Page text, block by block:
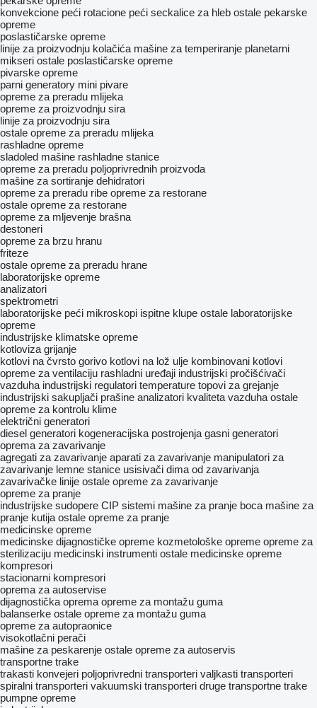
konvekcione peći rotacione peći seckalice za hleb ostale pekarske
opreme
poslastičarske opreme
linije za proizvodnju kolačića mašine za temperiranje planetarni
mikseri ostale poslastičarske opreme
pivarske opreme
parni generatory mini pivare
opreme za preradu mlijeka
opreme za proizvodnju sira
linije za proizvodnju sira
ostale opreme za preradu mlijeka
rashladne opreme
sladoled mašine rashladne stanice
opreme za preradu poljoprivrednih proizvoda
mašine za sortiranje dehidratori
opreme za preradu ribe opreme za restorane
ostale opreme za restorane
opreme za mljevenje brašna
destoneri
opreme za brzu hranu
friteze
ostale opreme za preradu hrane
laboratorijske opreme
analizatori
spektrometri
laboratorijske peći mikroskopi ispitne klupe ostale laboratorijske
opreme
industrijske klimatske opreme
kotloviza grijanje
kotlovi na čvrsto gorivo kotlovi na lož ulje kombinovani kotlovi
opreme za ventilaciju rashladni uređaji industrijski pročišćivači
vazduha industrijski regulatori temperature topovi za grejanje
industrijski sakupljači prašine analizatori kvaliteta vazduha ostale
opreme za kontrolu klime
električni generatori
diesel generatori kogeneracijska postrojenja gasni generatori
oprema za zavarivanje
agregati za zavarivanje aparati za zavarivanje manipulatori za
zavarivanje lemne stanice usisivači dima od zavarivanja
zavarivačke linije ostale opreme za zavarivanje
opreme za pranje
industrijske sudopere CIP sistemi mašine za pranje boca mašine za
pranje kutija ostale opreme za pranje
medicinske opreme
medicinske dijagnostičke opreme kozmetološke opreme opreme za
sterilizaciju medicinski instrumenti ostale medicinske opreme
kompresori
stacionarni kompresori
oprema za autoservise
dijagnostička oprema opreme za montažu guma
balanserke ostale opreme za montažu guma
opreme za autopraonice
visokotlačni perači
mašine za peskarenje ostale opreme za autoservis
transportne trake
trakasti konvejeri poljoprivredni transporteri valjkasti transporteri
spiralni transporteri vakuumski transporteri druge transportne trake
pumpne opreme